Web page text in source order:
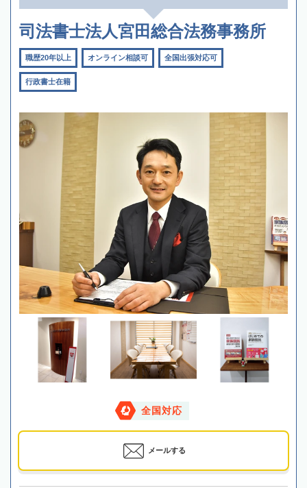
司法書士法人宮田総合法務事務所
職歴20年以上 オンライン相談可 全国出張対応可
行政書士在籍
全国対応
メールする